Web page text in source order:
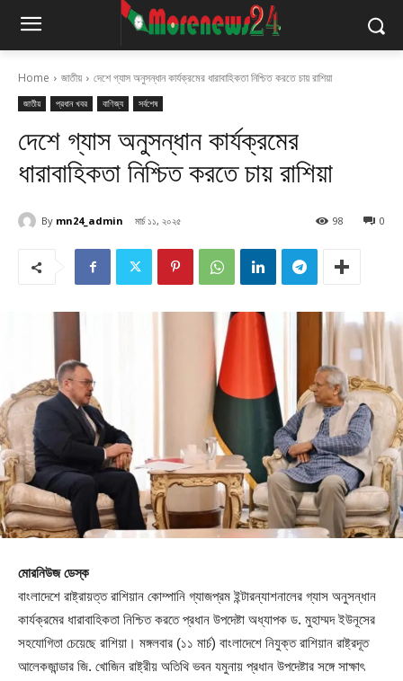
Home জাতীয় দেশে গ্যাস অনুসন্ধান কার্যক্রমের ধারাবাহিকতা নিশ্চিত করতে চায় রাশিয়া
জাতীয় প্রধান খবর বাণিজ্য সর্বশেষ
দেশে গ্যাস অনুসন্ধান কার্যক্রমের
ধারাবাহিকতা নিশ্চিত করতে চায় রাশিয়া
By mn24_admin মার্চ ১১, ২০২৫ 0
98
মোরনিউজ ডেস্ক
বাংলাদেশে রাষ্ট্রায়ত্ত রাশিয়ান কোম্পানি গ্যাজপ্রম ইন্টারন্যাশনালের গ্যাস অনুসন্ধান
কার্যক্রমের ধারাবাহিকতা নিশ্চিত করতে প্রধান উপদেষ্টা অধ্যাপক ড. মুহাম্মদ ইউনূসের
সহযোগিতা চেয়েছে রাশিয়া। মঙ্গলবার (১১ মার্চ) বাংলাদেশে নিযুক্ত রাশিয়ান রাষ্ট্রদূত
আলেকজান্ডার জি. খোজিন রাষ্ট্রীয় অতিথি ভবন যমুনায় প্রধান উপদেষ্টার সঙ্গে সাক্ষাৎ